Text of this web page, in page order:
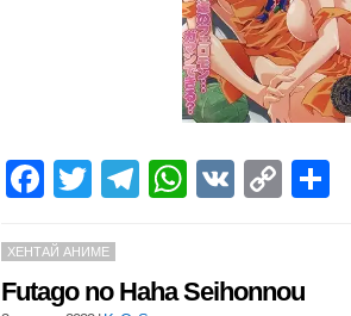
Facebook
Twitter
Telegram
WhatsApp
VK Copy
ХЕНТАЙ АНИМЕ
Futago no Haha Seihonnou